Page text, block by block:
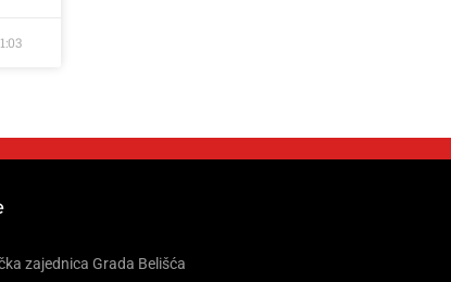
zajednica Grada Belišća